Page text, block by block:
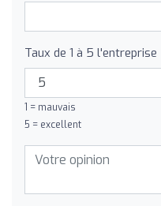
Taux de 1 à 5 l'entreprise
1 = mauvais
5 = excellent